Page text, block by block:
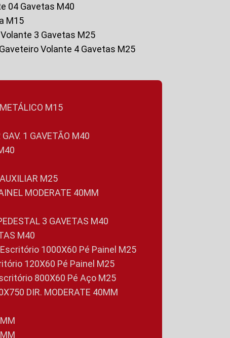
04 Gavetas M40
M15
Volante 3 Gavetas M25
Gaveteiro Volante 4 Gavetas M25
METÁLICO M15
GAV. 1 GAVETÃO M40
AUXILIAR M25
MODERATE 40MM
3 GAVETAS M40
M40
Escritório 1000X60 Pé Painel M25
120X60 Pé Painel M25
800X60 Pé Aço M25
DIR. MODERATE 40MM